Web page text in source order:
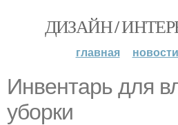
ДИЗАЙН /
главная новости
Инвентарь для
уборки